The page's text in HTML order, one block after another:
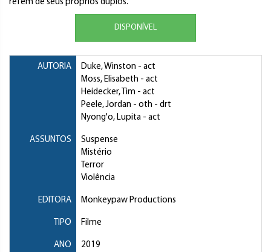
refém de seus próprios duplos.
DISPONÍVEL
AUTORIA Duke, Winston - act
Moss, Elisabeth - act
Heidecker, Tim - act
Peele, Jordan - oth - drt
Nyong'o, Lupita - act
ASSUNTOS
Suspense
Mistério
Terror
Violência
EDITORA Monkeypaw Productions
TIPO Filme
ANO 2019